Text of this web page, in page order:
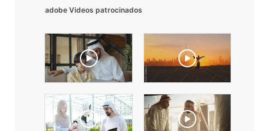
adobe Videos patrocinados